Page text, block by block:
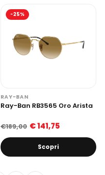
-25%
RAY-BAN
Ray-Ban RB3565 Oro Arista
€189,00 € 141,75
Scopri